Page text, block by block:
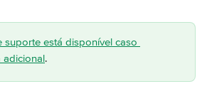
suporte está disponível caso
adicional.